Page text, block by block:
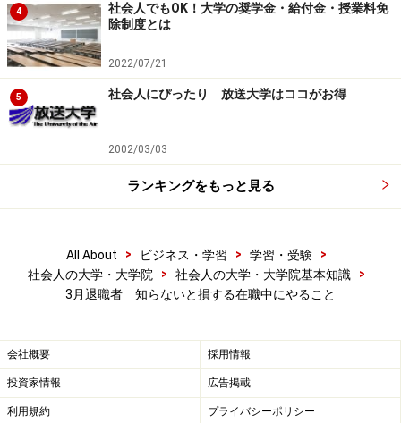
※記事内容は執筆時点のものです。最新の内容をご確認くださ
い。
4
社会人でもOK！大学の奨学金・給付金・授業料免
除制度とは
2022/07/21
5 社会人にぴったり 放送大学はココがお得
2002/03/03
ランキングをもっと見る
All About > ビジネス・学習 > 学習・受験
>
社会人の大学・大学院
> 社会人の大学・大学院基本知識
>
3月退職者 知らないと損する在職中にやること
会社概要 採用情報
投資家情報 広告掲載
利用規約 プライバシーポリシー